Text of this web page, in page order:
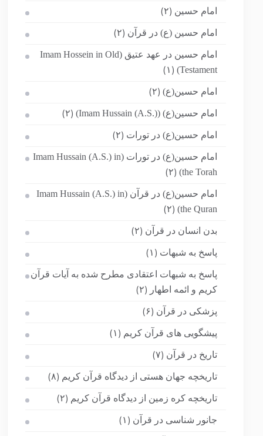
امام حسین (۲)
امام حسین (ع) در قرآن (۲)
امام حسین در عهد عتیق (Imam Hossein in Old
Testament)
(۱)
امام حسین(ع) (۲)
امام حسین(ع) (Imam Hussain (A.S.)) (۲)
امام حسین(ع) در تورات (۲)
امام حسین(ع) در تورات (Imam Hussain (A.S.) in
the Torah)
(۲)
امام حسین(ع) در قرآن (Imam Hussain (A.S.) in
the Quran)
(۲)
بدن انسان در قرآن (۲)
پاسخ به شبهات (۱)
پاسخ به شبهات اعتقادی مطرح شده به آیات قرآن
کریم و ائمه اطهار
(۲)
پزشکی در قرآن (۶)
پیشگویی های قرآن کریم (۱)
تاریخ در قرآن (۷)
تاریخچه جهان هستی از دیدگاه قرآن کریم (۸)
تاریخچه کره زمین از دیدگاه قرآن کریم (۲)
جانور شناسی در قرآن (۱)